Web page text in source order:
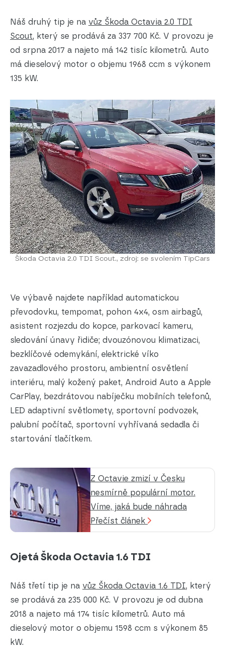
Náš druhý tip je na vůz Škoda Octavia 2.0 TDI
Scout, který se prodává za 337 700 Kč. V provozu je
od srpna 2017 a najeto má 142 tisíc kilometrů. Auto
má dieselový motor o objemu 1968 ccm s výkonem
135 kW.
Škoda Octavia 2.0 TDI Scout., zdroj: se svolením TipCars
Ve výbavě najdete například automatickou
převodovku, tempomat, pohon 4x4, osm airbagů,
asistent rozjezdu do kopce, parkovací kameru,
sledování únavy řidiče; dvouzónovou klimatizaci,
bezklíčové odemykání, elektrické víko
zavazadlového prostoru, ambientní osvětlení
interiéru, malý kožený paket, Android Auto a Apple
CarPlay, bezdrátovou nabíječku mobilních telefonů,
LED adaptivní světlomety, sportovní podvozek,
palubní počítač, sportovní vyhřívaná sedadla či
startování tlačítkem.
Z Octavie zmizí v Česku
nesmírně populární motor.
Víme, jaká bude náhrada
Přečíst článek
Ojetá Škoda Octavia 1.6 TDI
Náš třetí tip je na vůz Škoda Octavia 1.6 TDI, který
se prodává za 235 000 Kč. V provozu je od dubna
2018 a najeto má 174 tisíc kilometrů. Auto má
dieselový motor o objemu 1598 ccm s výkonem 85
kW.